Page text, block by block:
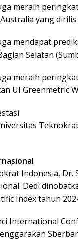
meraih
yang
mendapat
Selatan
meraih
UI Greenmetric
Indonesia, Dr.
Dedi
Index tahun
International